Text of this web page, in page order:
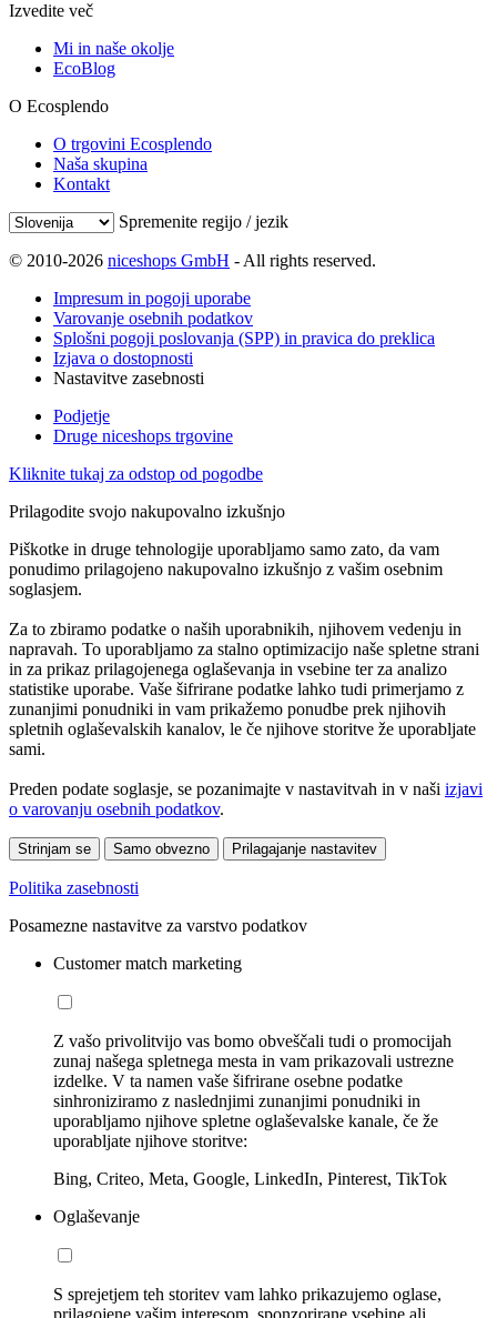
Izvedite več
Mi in naše okolje
EcoBlog
O Ecosplendo
O trgovini Ecosplendo
Naša skupina
Kontakt
Spremenite regijo / jezik
© 2010-2026 niceshops GmbH - All rights reserved.
Impresum in pogoji uporabe
Varovanje osebnih podatkov
Splošni pogoji poslovanja (SPP) in pravica do preklica
Izjava o dostopnosti
Nastavitve zasebnosti
Podjetje
Druge niceshops trgovine
Kliknite tukaj za odstop od pogodbe
Prilagodite svojo nakupovalno izkušnjo
Piškotke in druge tehnologije uporabljamo samo zato, da vam
ponudimo prilagojeno nakupovalno izkušnjo z vašim osebnim
soglasjem.
Za to zbiramo podatke o naših uporabnikih, njihovem vedenju in
napravah. To uporabljamo za stalno optimizacijo naše spletne strani
in za prikaz prilagojenega oglaševanja in vsebine ter za analizo
statistike uporabe. Vaše šifrirane podatke lahko tudi primerjamo z
zunanjimi ponudniki in vam prikažemo ponudbe prek njihovih
spletnih oglaševalskih kanalov, le če njihove storitve že uporabljate
sami.
Preden podate soglasje, se pozanimajte v nastavitvah in v naši izjavi
o varovanju osebnih podatkov.
Strinjam se Samo obvezno Prilagajanje nastavitev
Politika zasebnosti
Posamezne nastavitve za varstvo podatkov
Customer match marketing
Z vašo privolitvijo vas bomo obveščali tudi o promocijah
zunaj našega spletnega mesta in vam prikazovali ustrezne
izdelke. V ta namen vaše šifrirane osebne podatke
sinhroniziramo z naslednjimi zunanjimi ponudniki in
uporabljamo njihove spletne oglaševalske kanale, če že
uporabljate njihove storitve:
Bing, Criteo, Meta, Google, LinkedIn, Pinterest, TikTok
Oglaševanje
S sprejetjem teh storitev vam lahko prikazujemo oglase,
prilagojene vašim interesom, sponzorirane vsebine ali